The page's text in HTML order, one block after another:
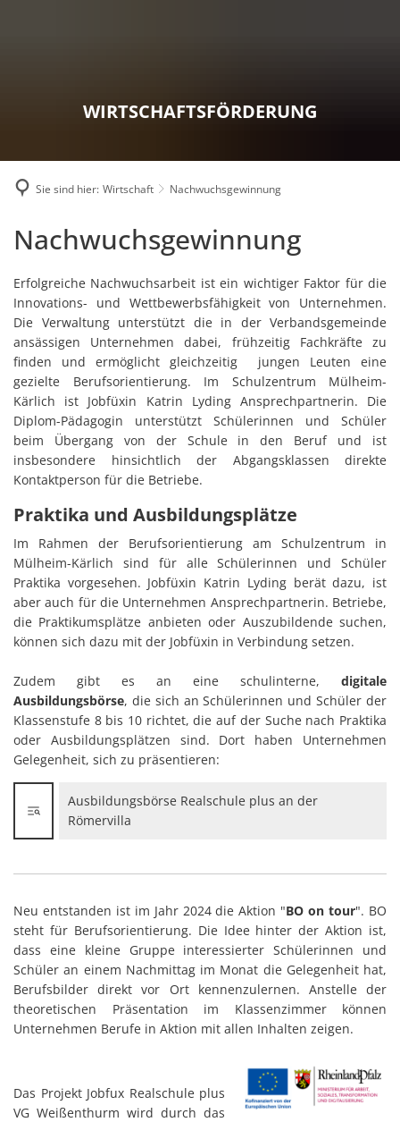
WIRTSCHAFTSFÖRDERUNG
Sie sind hier: Wirtschaft Nachwuchsgewinnung
Nachwuchsgewinnung
Nachwuchsgewinnung
Erfolgreiche Nachwuchsarbeit ist ein wichtiger Faktor für die
Innovations- und Wettbewerbsfähigkeit von Unternehmen.
Die Verwaltung unterstützt die in der Verbandsgemeinde
ansässigen Unternehmen dabei, frühzeitig Fachkräfte zu
finden und ermöglicht gleichzeitig jungen Leuten eine
gezielte Berufsorientierung. Im Schulzentrum Mülheim-
Kärlich ist Jobfüxin Katrin Lyding Ansprechpartnerin. Die
Diplom-Pädagogin unterstützt Schülerinnen und Schüler
beim Übergang von der Schule in den Beruf und ist
insbesondere hinsichtlich der Abgangsklassen direkte
Kontaktperson für die Betriebe.
Praktika und Ausbildungsplätze
Im Rahmen der Berufsorientierung am Schulzentrum in
Mülheim-Kärlich sind für alle Schülerinnen und Schüler
Praktika vorgesehen. Jobfüxin Katrin Lyding berät dazu, ist
aber auch für die Unternehmen Ansprechpartnerin. Betriebe,
die Praktikumsplätze anbieten oder Auszubildende suchen,
können sich dazu mit der Jobfüxin in Verbindung setzen.
Zudem gibt es an eine schulinterne, digitale
Ausbildungsbörse, die sich an Schülerinnen und Schüler der
Klassenstufe 8 bis 10 richtet, die auf der Suche nach Praktika
oder Ausbildungsplätzen sind. Dort haben Unternehmen
Gelegenheit, sich zu präsentieren:
Ausbildungsbörse Realschule plus an der
Römervilla
Neu entstanden ist im Jahr 2024 die Aktion "BO on tour". BO
steht für Berufsorientierung. Die Idee hinter der Aktion ist,
dass eine kleine Gruppe interessierter Schülerinnen und
Schüler an einem Nachmittag im Monat die Gelegenheit hat,
Berufsbilder direkt vor Ort kennenzulernen. Anstelle der
theoretischen Präsentation im Klassenzimmer können
Unternehmen Berufe in Aktion mit allen Inhalten zeigen.
Das Projekt Jobfux Realschule plus
VG Weißenthurm wird durch das